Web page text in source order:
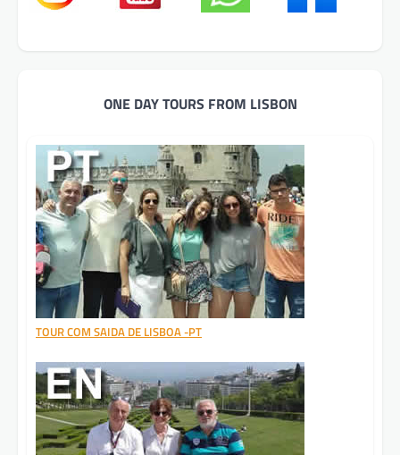
ONE DAY TOURS FROM LISBON
TOUR COM SAIDA DE LISBOA -PT